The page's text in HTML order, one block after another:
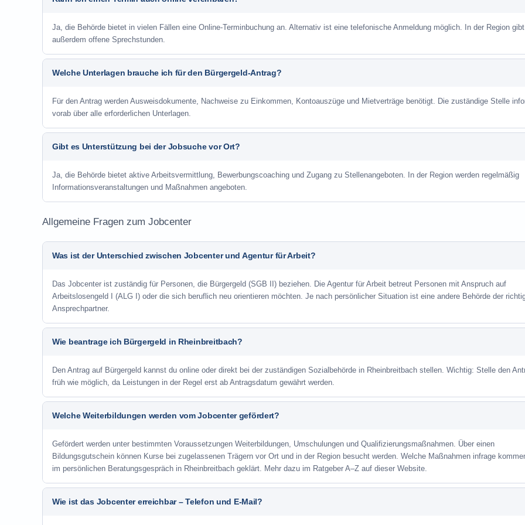
Ja, die Behörde bietet in vielen Fällen eine Online-Terminbuchung an. Alternativ ist eine telefonische Anmeldung möglich. In der Region
außerdem offene Sprechstunden.
Welche Unterlagen brauche ich für den Bürgergeld-Antrag?
Für den Antrag werden Ausweisdokumente, Nachweise zu Einkommen, Kontoauszüge und Mietverträge benötigt. Die zuständige Stelle
vorab über alle erforderlichen Unterlagen.
Gibt es Unterstützung bei der Jobsuche vor Ort?
Ja, die Behörde bietet aktive Arbeitsvermittlung, Bewerbungscoaching und Zugang zu Stellenangeboten. In der Region werden regelmäßig
Informationsveranstaltungen und Maßnahmen angeboten.
Allgemeine Fragen zum Jobcenter
Was ist der Unterschied zwischen Jobcenter und Agentur für Arbeit?
Das Jobcenter ist zuständig für Personen, die Bürgergeld (SGB II) beziehen. Die Agentur für Arbeit betreut Personen mit Anspruch auf
Arbeitslosengeld I (ALG I) oder die sich beruflich neu orientieren möchten. Je nach persönlicher Situation ist eine andere Behörde der
Ansprechpartner.
Wie beantrage ich Bürgergeld in Rheinbreitbach?
Den Antrag auf Bürgergeld kannst du online oder direkt bei der zuständigen Sozialbehörde in Rheinbreitbach stellen. Wichtig: Stelle den
früh wie möglich, da Leistungen in der Regel erst ab Antragsdatum gewährt werden.
Welche Weiterbildungen werden vom Jobcenter gefördert?
Gefördert werden unter bestimmten Voraussetzungen Weiterbildungen, Umschulungen und Qualifizierungsmaßnahmen. Über einen
Bildungsgutschein können Kurse bei zugelassenen Trägern vor Ort und in der Region besucht werden. Welche Maßnahmen infrage
im persönlichen Beratungsgespräch in Rheinbreitbach geklärt. Mehr dazu im Ratgeber A–Z auf dieser Website.
Wie ist das Jobcenter erreichbar – Telefon und E-Mail?